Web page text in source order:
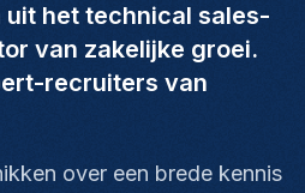
uit het technical sales-
van zakelijke groei.
recruiters van
over een brede kennis